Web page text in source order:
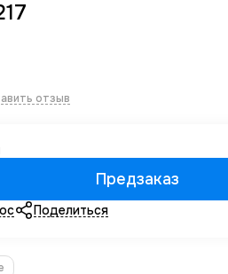
отзыв
Предзаказ
Поделиться